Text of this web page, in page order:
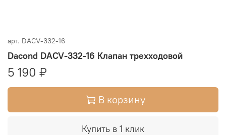
арт. DACV-332-16
Dacond DACV-332-16 Клапан трехходовой
5 190 ₽
В корзину
Купить в 1 клик